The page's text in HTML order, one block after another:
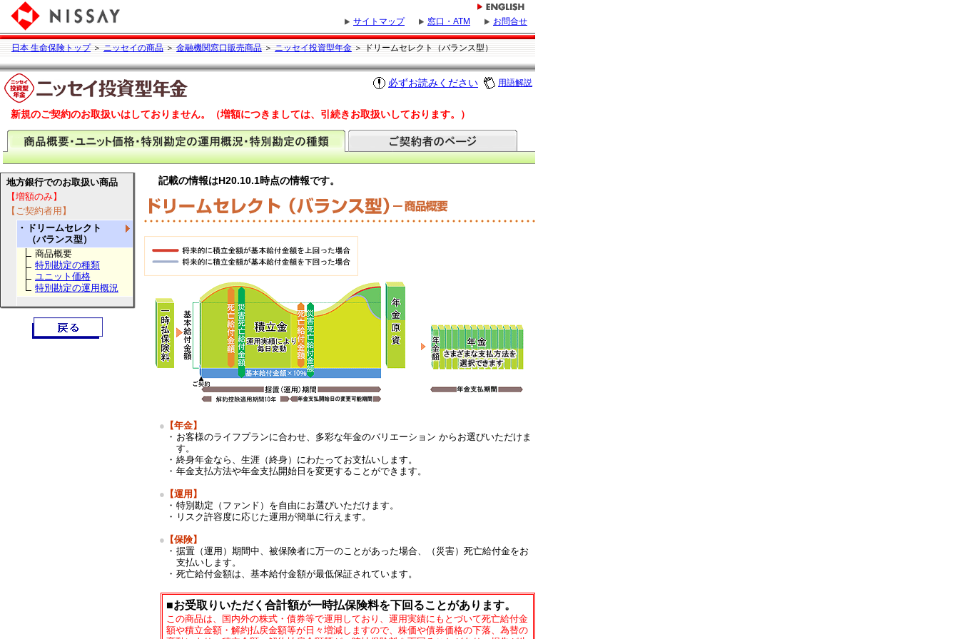
サイトマップ 窓口・ATM お問合せ
日本 生命保険トップ＞ ニッセイの商品 ＞ 金融機関窓口販売商品 ＞ ニッセイ投資型年金 ＞ ドリームセレクト（バランス型）
必ずお読みください 用語解説
新規のご契約のお取扱いはしておりません。（増額につきましては、引続きお取扱いしております。）
地方銀行でのお取扱い商品
【増額のみ】
【ご契約者用】
・
ドリームセレクト
（バランス型）
商品概要
特別勘定の種類
ユニット価格
特別勘定の運用概況
記載の情報はH20.10.1時点の情報です。
● 【年金】
・ お客様のライフプランに合わせ、多彩な年金のバリエーション からお選びいただけま
す。
・ 終身年金なら、生涯（終身）にわたってお支払いします。
・ 年金支払方法や年金支払開始日を変更することができます。
● 【運用】
・ 特別勘定（ファンド）を自由にお選びいただけます。
・ リスク許容度に応じた運用が簡単に行えます。
● 【保険】
・ 据置（運用）期間中、被保険者に万一のことがあった場合、（災害）死亡給付金をお
支払いします。
・ 死亡給付金額は、基本給付金額が最低保証されています。
■お受取りいただく合計額が一時払保険料を下回ることがあります。
この商品は、国内外の株式・債券等で運用しており、運用実績にもとづいて死亡給付金
額や積立金額・解約払戻金額等が日々増減しますので、株価や債券価格の下落、為替の